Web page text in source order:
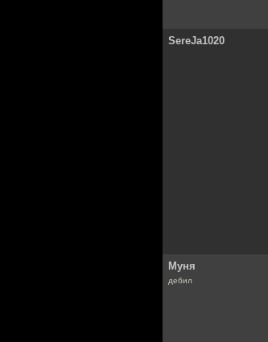
SereJa1020
Муня
дебил